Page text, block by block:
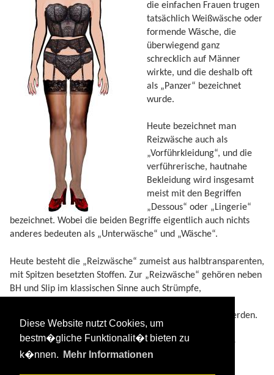
Diese Website nutzt Cookies, um
bestm�gliche Funktionalit�t bieten zu
k�nnen.
Mehr Informationen
die einfachen Frauen trugen
tatsächlich Weißwäsche oder
formende Wäsche, die
überwiegend ganz
schrecklich auf Männer
wirkte, und die deshalb oft
als „Panzer“ bezeichnet
wurde.
Heute bezeichnet man
Reizwäsche auch als
„Vorführkleidung“, und die
verführerische, hautnahe
Bekleidung wird insgesamt
meist mit den Begriffen
„Dessous“ oder „Lingerie“
bezeichnet. Wobei die beiden Begriffe eigentlich auch nichts
anderes bedeuten als „Unterwäsche“ und „Wäsche“.
Heute besteht die „Reizwäsche“ zumeist aus halbtransparenten,
mit Spitzen besetzten Stoffen. Zur „Reizwäsche“ gehören neben
BH und Slip im klassischen Sinne auch Strümpfe,
sinnlichen Kleidungsstücke, die auf der Haut getragen werden.
Symbolzeichnung Reizwäsche © 2024 by Liebesverlag.de